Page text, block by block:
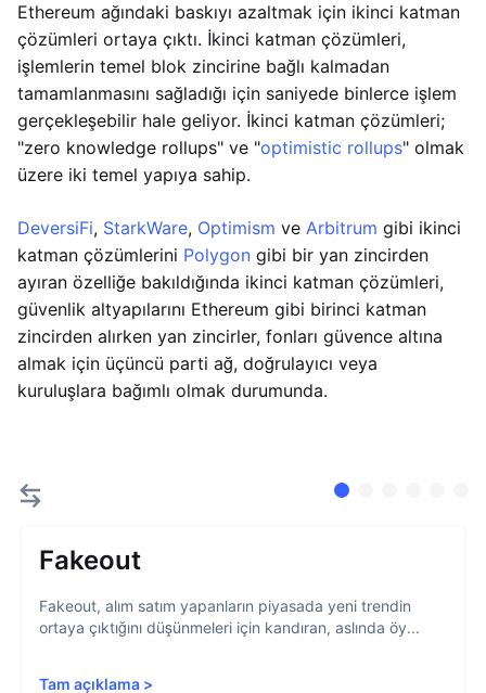
Ethereum ağındaki baskıyı azaltmak için ikinci katman
çözümleri ortaya çıktı. İkinci katman çözümleri,
işlemlerin temel blok zincirine bağlı kalmadan
tamamlanmasını sağladığı için saniyede binlerce işlem
gerçekleşebilir hale geliyor. İkinci katman çözümleri;
"zero knowledge rollups" ve "optimistic rollups" olmak
üzere iki temel yapıya sahip.
DeversiFi, StarkWare, Optimism ve Arbitrum gibi ikinci
katman çözümlerini Polygon gibi bir yan zincirden
ayıran özelliğe bakıldığında ikinci katman çözümleri,
güvenlik altyapılarını Ethereum gibi birinci katman
zincirden alırken yan zincirler, fonları güvence altına
almak için üçüncü parti ağ, doğrulayıcı veya
kuruluşlara bağımlı olmak durumunda.
Fakeout
Fakeout, alım satım yapanların piyasada yeni trendin
ortaya çıktığını düşünmeleri için kandıran, aslında öy...
Tam açıklama >